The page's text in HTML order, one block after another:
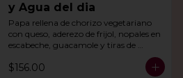
y Agua del dia
Papa rellena de chorizo vegetariano
con queso, aderezo de frijol, nopales en
escabeche, guacamole y tiras de
$156.00